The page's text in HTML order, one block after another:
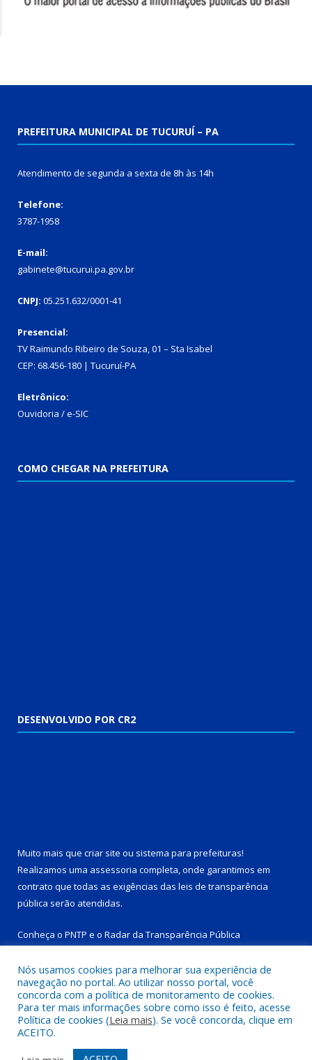
PREFEITURA MUNICIPAL DE TUCURUÍ – PA
Atendimento de segunda a sexta de 8h às 14h
Telefone:
3787-1958
E-mail:
gabinete@tucurui.pa.gov.br
CNPJ: 05.251.632/0001-41
Presencial:
TV Raimundo Ribeiro de Souza, 01 – Sta Isabel
CEP: 68.456-180 | Tucuruí-PA
Eletrônico:
Ouvidoria /e-SIC
COMO CHEGAR NA PREFEITURA
DESENVOLVIDO POR CR2
Muito mais que criar site ou sistema para prefeituras!
Realizamos uma assessoria completa, onde garantimos em
contrato que todas as exigências das leis de transparência
pública serão atendidas.
Conheça o PNTP e o Radar da Transparência Pública
Todos os direitos reservados a Prefeitura Municipal de Tucuruí-
PA.
Acessar Área Administrativa
Nós usamos cookies para melhorar sua experiência de
navegação no portal. Ao utilizar nosso portal, você
concorda com a política de monitoramento de cookies.
Para ter mais informações sobre como isso é feito, acesse
Política de cookies (Leia mais). Se você concorda, clique em
ACEITO.